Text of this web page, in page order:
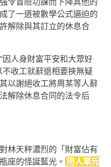
了一道被數學公式逼迫的
解除與其訂立的休息合
人身財富平安和大眾好
收工就辭退相要挾無疑
以謝絕收工將周某等人辭
解除休息合同的法令后
林天秤濃烈的「財富佔有
座的怪誕藍光。用人單元